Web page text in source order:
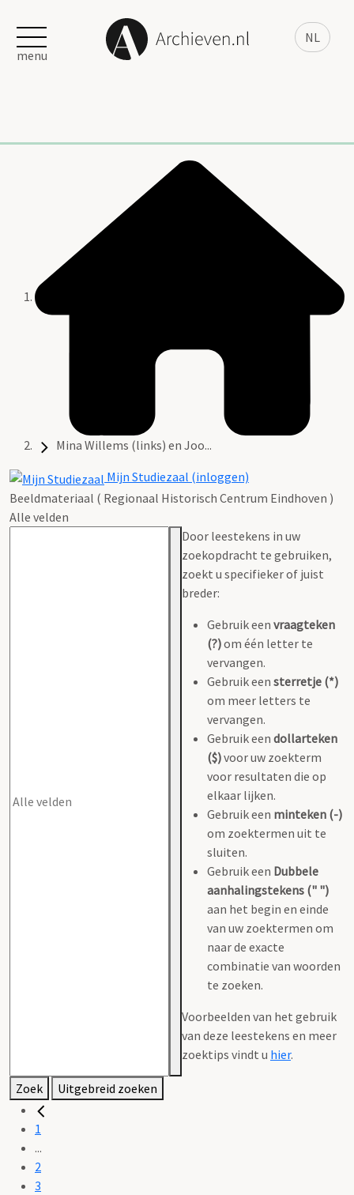
NL
menu
Mina Willems (links) en Joo...
Mijn Studiezaal (inloggen)
Beeldmateriaal ( Regionaal Historisch Centrum Eindhoven )
Alle velden
Door leestekens in uw
zoekopdracht te gebruiken,
zoekt u specifieker of juist
breder:
Gebruik een vraagteken
(?)om één letter te
vervangen.
Gebruik een sterretje (*)
om meer letters te
vervangen.
Gebruik een dollarteken
($)voor uw zoekterm
voor resultaten die op
elkaar lijken.
Gebruik een minteken (-)
om zoektermen uit te
sluiten.
Gebruik een Dubbele
aanhalingstekens (" ")
aan het begin en einde
van uw zoektermen om
naar de exacte
combinatie van woorden
te zoeken.
Voorbeelden van het gebruik
van deze leestekens en meer
zoektips vindt u hier.
Zoek Uitgebreid zoeken
1
...
2
3